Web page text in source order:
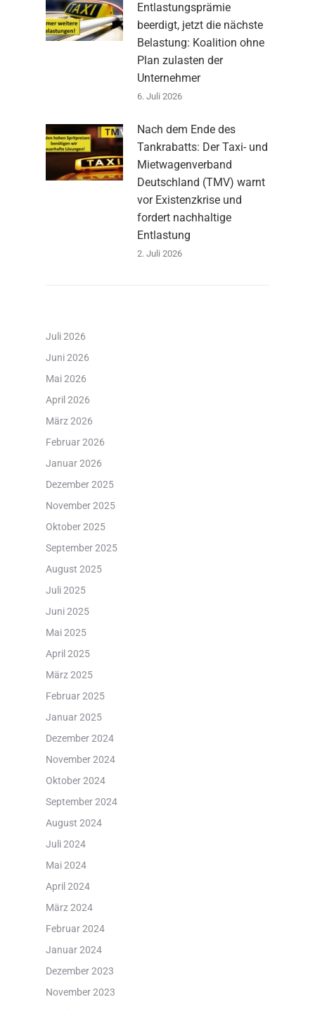
Entlastungsprämie
beerdigt, jetzt die nächste
Belastung: Koalition ohne
Plan zulasten der
Unternehmer
6. Juli 2026
Nach dem Ende des
Tankrabatts: Der Taxi- und
Mietwagenverband
Deutschland (TMV) warnt
vor Existenzkrise und
fordert nachhaltige
Entlastung
2. Juli 2026
Juli 2026
Juni 2026
Mai 2026
April 2026
März 2026
Februar 2026
Januar 2026
Dezember 2025
November 2025
Oktober 2025
September 2025
August 2025
Juli 2025
Juni 2025
Mai 2025
April 2025
März 2025
Februar 2025
Januar 2025
Dezember 2024
November 2024
Oktober 2024
September 2024
August 2024
Juli 2024
Mai 2024
April 2024
März 2024
Februar 2024
Januar 2024
Dezember 2023
November 2023